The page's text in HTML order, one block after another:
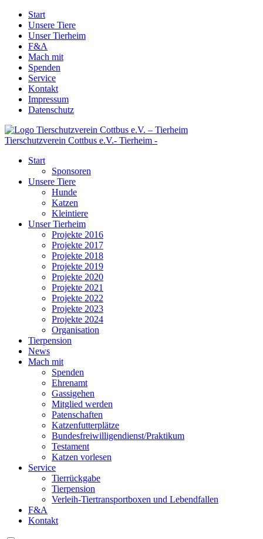
Start
Unsere Tiere
Unser Tierheim
F&A
Mach mit
Spenden
Service
Kontakt
Impressum
Datenschutz
Tierschutzverein Cottbus e.V.- Tierheim -
Start
Sponsoren
Unsere Tiere
Hunde
Katzen
Kleintiere
Unser Tierheim
Projekte 2016
Projekte 2017
Projekte 2018
Projekte 2019
Projekte 2020
Projekte 2021
Projekte 2022
Projekte 2023
Projekte 2024
Organisation
Tierpension
News
Mach mit
Spenden
Ehrenamt
Gassigehen
Mitglied werden
Patenschaften
Katzen­futterplätze
Bundesfreiwilligendienst/Praktikum
Testament
Katzen vorlesen
Service
Tierrückgabe
Tierpension
Verleih-Tiertransportboxen und Lebendfallen
F&A
Kontakt